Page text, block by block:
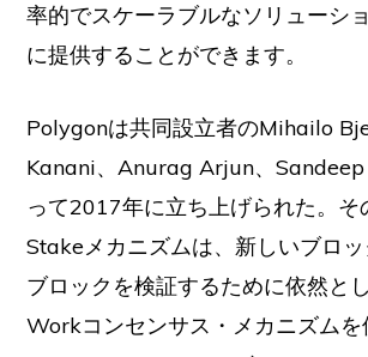
率的でスケーラブルなソリューシ
に提供することができます。
Polygonは共同設立者のMihailo
Kanani、Anurag Arjun、
って2017年に立ち上げられた。
Stakeメカニズムは、新しいブロッ
ブロックを検証するために依然と
Workコンセンサス・メカニズムを